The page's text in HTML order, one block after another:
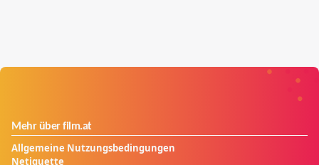
Mehr über film.at
Allgemeine Nutzungsbedingungen
Netiquette